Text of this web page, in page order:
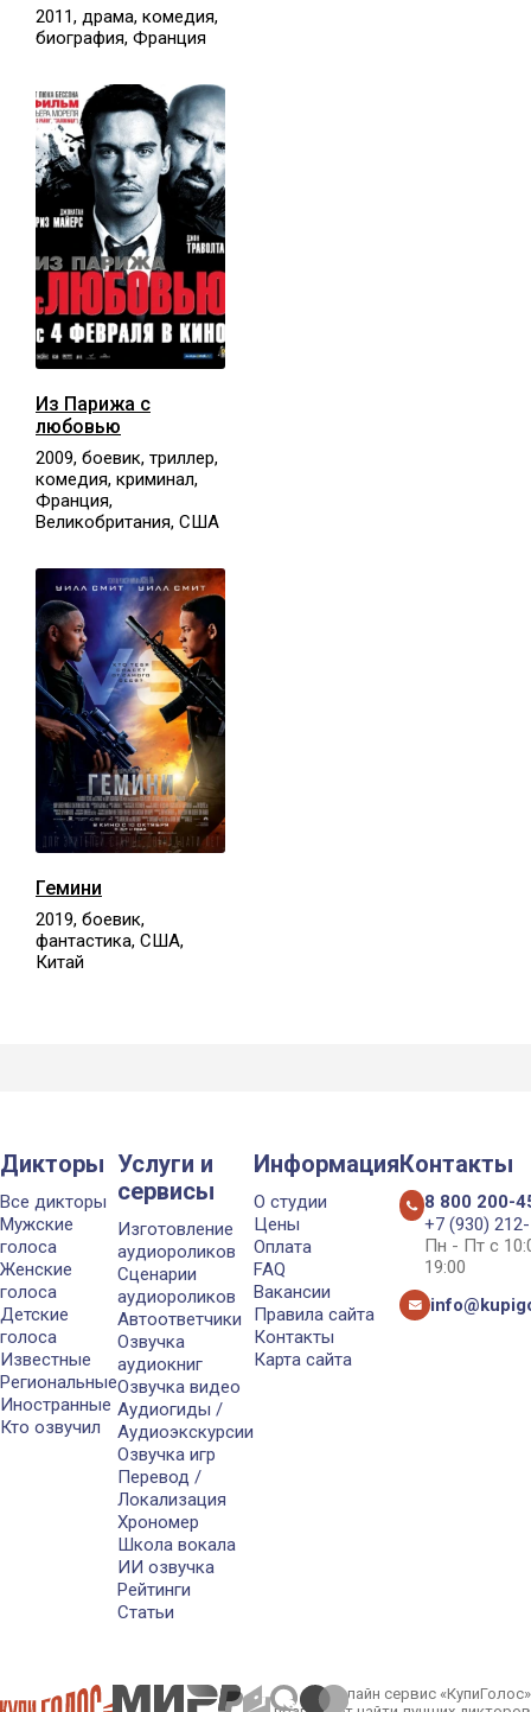
2011, драма, комедия,
биография, Франция
Из Парижа с
любовью
2009, боевик, триллер,
комедия, криминал,
Франция,
Великобритания, США
Гемини
2019, боевик,
фантастика, США,
Китай
Дикторы
Все дикторы
Мужские
голоса
Женские
голоса
Детские
голоса
Известные
Региональные
Иностранные
Кто озвучил
Услуги и
сервисы
Изготовление
аудиороликов
Сценарии
аудиороликов
Автоответчики
Озвучка
аудиокниг
Озвучка видео
Аудиогиды /
Аудиоэкскурсии
Озвучка игр
Перевод /
Локализация
Хрономер
Школа вокала
ИИ озвучка
Рейтинги
Статьи
Информация
О студии
Цены
Оплата
FAQ
Вакансии
Правила сайта
Контакты
Карта сайта
Контакты
8 800 200-
+7 (930)
Пн - Пт с
19:00
Онлайн сервис «КупиГолос»